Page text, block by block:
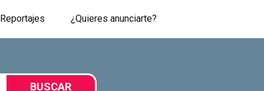
Reportajes ¿Quieres anunciarte?
BUSCAR